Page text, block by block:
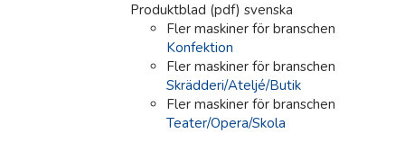
Produktblad (pdf) svenska
Fler maskiner för branschen
Konfektion
Fler maskiner för branschen
Skrädderi/Ateljé/Butik
Fler maskiner för branschen
Teater/Opera/Skola